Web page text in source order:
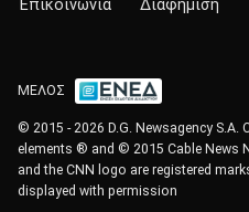
Επικοινωνία Διαφήμιση
ΜΕΛΟΣ
© 2015 - 2026 D.G. Newsagency
elements ® and © 2015 Cable News
and the CNN logo are registered
displayed with permission